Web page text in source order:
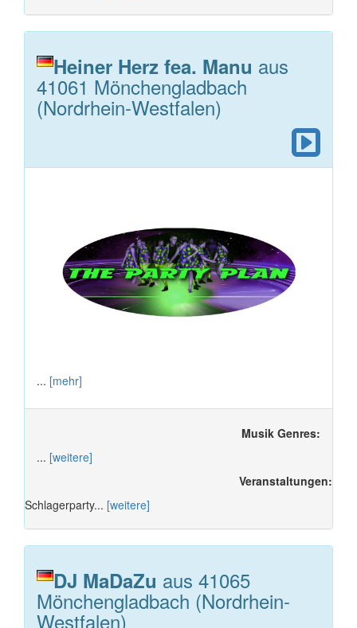
Heiner Herz fea. Manu aus
41061 Mönchengladbach
(Nordrhein-Westfalen)
... [mehr]
Musik Genres:
... [weitere]
Veranstaltungen:
Schlagerparty... [weitere]
DJ MaDaZu aus 41065
Mönchengladbach (Nordrhein-
Westfalen)